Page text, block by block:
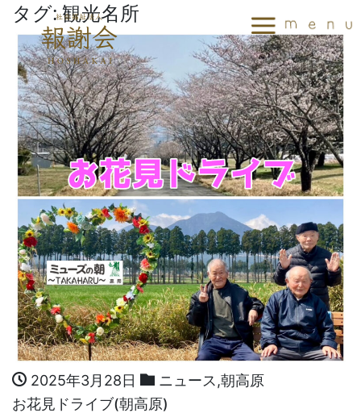
タグ:観光名所
2025年3月28日 ニュース ,朝高原
お花見ドライブ(朝高原)